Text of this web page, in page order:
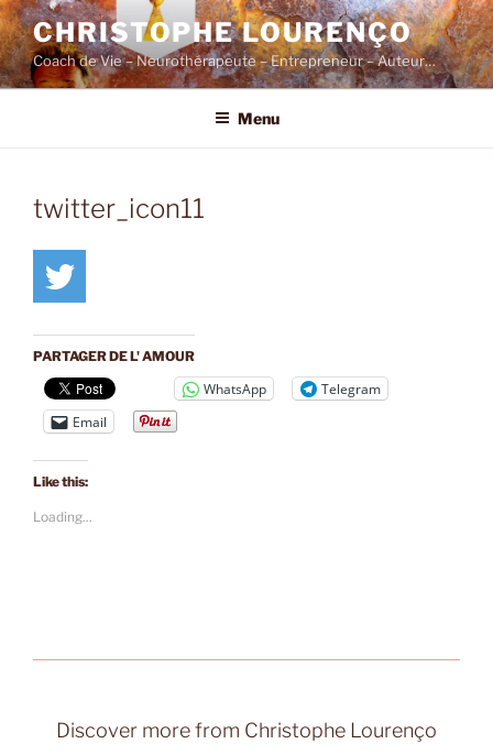
Skip
to
content
CHRISTOPHE LOURENÇO
Coach de Vie – Neurothérapeute – Entrepreneur – Auteur…
Menu
twitter_icon11
PARTAGER DE L' AMOUR
WhatsApp
Telegram
Email
Like this:
Loading...
Discover more from Christophe Lourenço